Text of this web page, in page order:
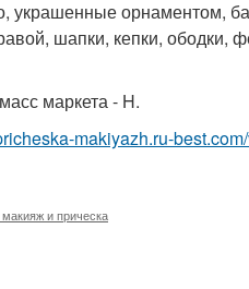
украшенные орнаментом,
шапки, кепки, ободки,
маркета - H.
makiyazh.ru-
и прическа